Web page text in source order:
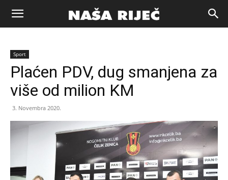
Naša
riječ
Sport
Plaćen PDV, dug smanjena za
više od milion KM
3. Novembra 2020.